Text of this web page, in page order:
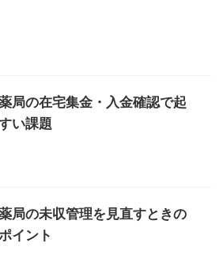
局の在宅集金・入金確認で起
い課題
局の未収管理を見直すときの
イント